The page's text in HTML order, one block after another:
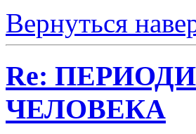
Вернуться
Re:
ЧЕЛОВЕКА